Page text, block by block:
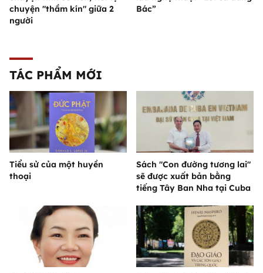
chuyện "thầm kín" giữa 2
người
Bác”
TÁC PHẨM MỚI
Tiểu sử của một huyền
thoại
Sách "Con đường tương lai"
sẽ được xuất bản bằng
tiếng Tây Ban Nha tại Cuba